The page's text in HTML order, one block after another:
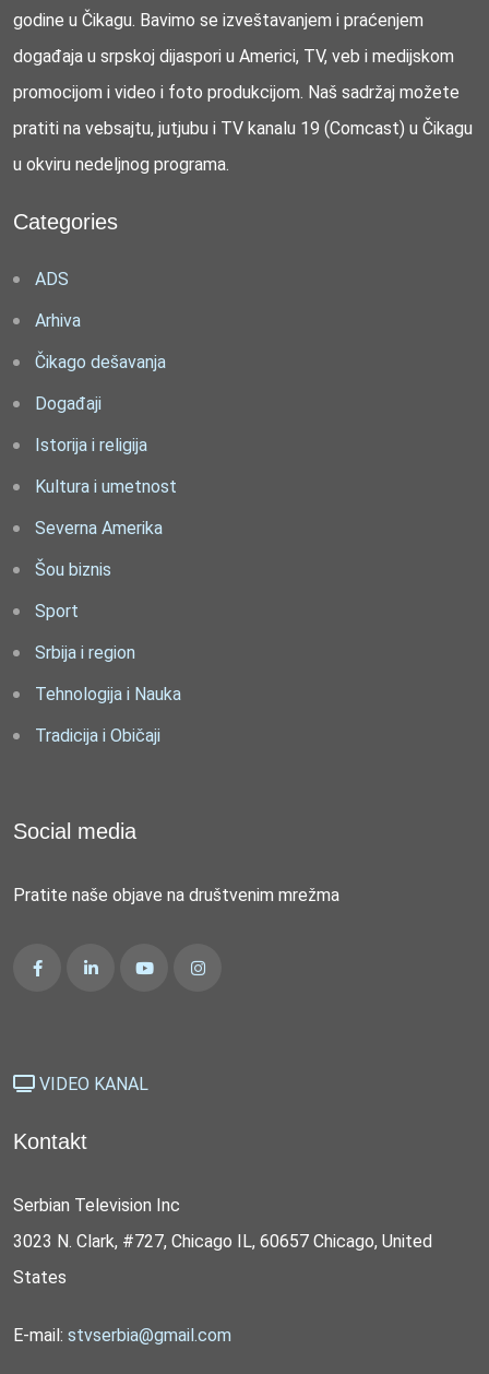
godine u Čikagu. Bavimo se izveštavanjem i praćenjem
događaja u srpskoj dijaspori u Americi, TV, veb i medijskom
promocijom i video i foto produkcijom. Naš sadržaj možete
pratiti na vebsajtu, jutjubu i TV kanalu 19 (Comcast) u Čikagu
u okviru nedeljnog programa.
Categories
ADS
Arhiva
Čikago dešavanja
Događaji
Istorija i religija
Kultura i umetnost
Severna Amerika
Šou biznis
Sport
Srbija i region
Tehnologija i Nauka
Tradicija i Običaji
Social media
Pratite naše objave na društvenim mrežma
VIDEO KANAL
Kontakt
Serbian Television Inc
3023 N. Clark, #727, Chicago IL, 60657 Chicago, United
States
E-mail: stvserbia@gmail.com